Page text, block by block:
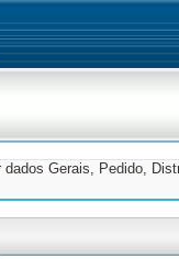
Gerais, Pedido,